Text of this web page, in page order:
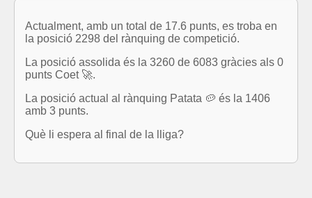
Actualment, amb un total de 17.6 punts, es troba en
la posició 2298 del rànquing de competició.
La posició assolida és la 3260 de 6083 gràcies als 0
punts Coet 🚀.
La posició actual al rànquing Patata 🥔 és la 1406
amb 3 punts.
Què li espera al final de la lliga?